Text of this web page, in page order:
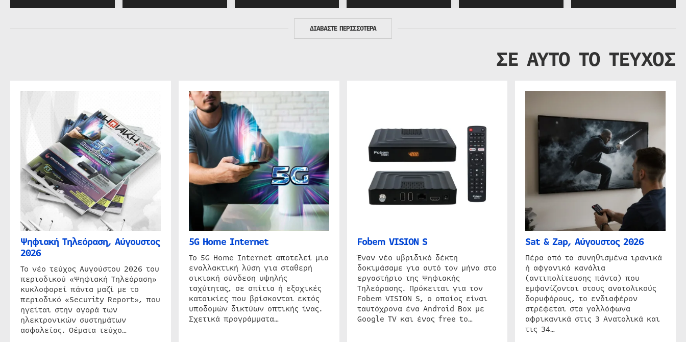
ΔΙΑΒΑΣΤΕ ΠΕΡΙΣΣΟΤΕΡΑ
ΣΕ ΑΥΤΟ ΤΟ ΤΕΥΧΟΣ
Ψηφιακή Τηλεόραση, Αύγουστος
2026
Το νέο τεύχος Αυγούστου 2026 του
περιοδικού «Ψηφιακή Τηλεόραση»
κυκλοφορεί πάντα μαζί με το
περιοδικό «Security Report», που
ηγείται στην αγορά των
ηλεκτρονικών συστημάτων
ασφαλείας. Θέματα τεύχο…
5G Home Internet
Το 5G Home Internet αποτελεί μια
εναλλακτική λύση για σταθερή
οικιακή σύνδεση υψηλής
ταχύτητας, σε σπίτια ή εξοχικές
κατοικίες που βρίσκονται εκτός
υποδομών δικτύων οπτικής ίνας.
Σχετικά προγράμματα…
Fobem VISION S
Έναν νέο υβριδικό δέκτη
δοκιμάσαμε για αυτό τον μήνα στο
εργαστήριο της Ψηφιακής
Τηλεόρασης. Πρόκειται για τον
Fobem VISION S, ο οποίος είναι
ταυτόχρονα ένα Android Box με
Google TV και ένας free to…
Sat & Zap, Αύγουστος 2026
Πέρα από τα συνηθισμένα ιρανικά
ή αφγανικά κανάλια
(αντιπολίτευσης πάντα) που
εμφανίζονται στους ανατολικούς
δορυφόρους, το ενδιαφέρον
στρέφεται στα γαλλόφωνα
αφρικανικά στις 3 Ανατολικά και
τις 34…